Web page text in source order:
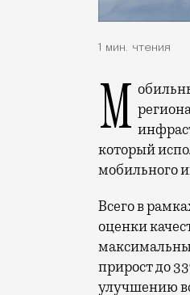
1 мин. чтения
Мобильный оператор Т2 завершил работы по увеличению скорости интернета в
который
мобильного
Всего в
оценки
прирост до
улучшению